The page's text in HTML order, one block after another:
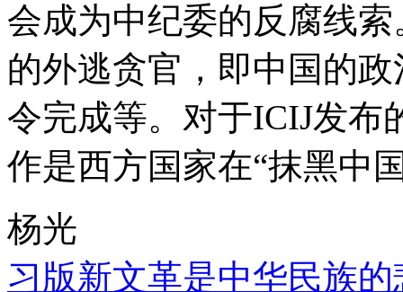
会成为中纪委的反腐线
的外逃贪官，即中国的
令完成等。对于ICIJ发布
作是西方国家在“抹黑中
杨光
习版新文革是中华民族的